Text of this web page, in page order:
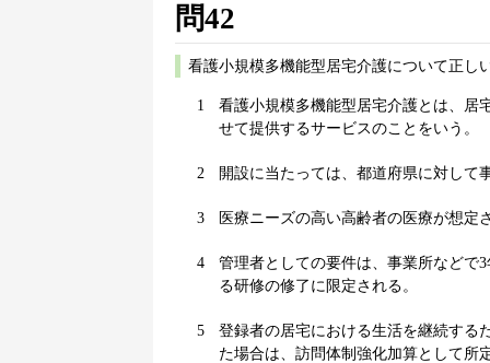
問42
看護小規模多機能型居宅介護について正し
1
看護小規模多機能型居宅介護とは、居
せて提供するサービスのことをいう。
2 開設に当たっては、都道府県に対して
3 医療ニーズの高い高齢者の医療が想定
4
管理者としての要件は、事業所などで
る研修の修了に限定される。
5
登録者の居宅における生活を継続する
た場合は、訪問体制強化加算として所